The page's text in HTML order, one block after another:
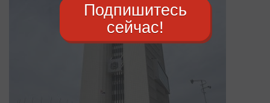
Подпишитесь
сейчас!